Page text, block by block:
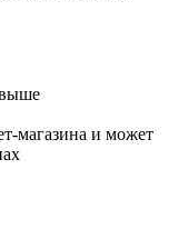
выше
магазина и может